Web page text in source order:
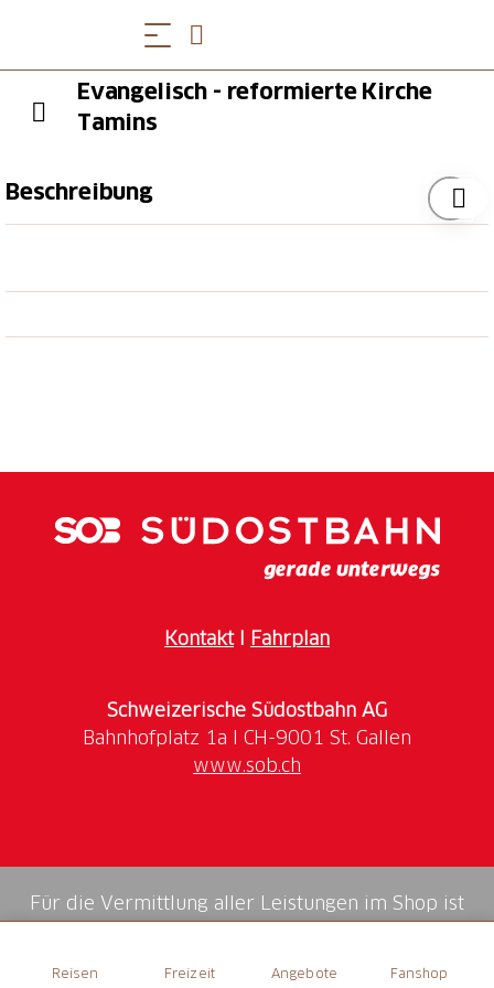
Reisen Freizeit Angebote Fanshop
Evangelisch - reformierte Kirche
Tamins
Beschreibung
KontaktI Fahrplan
Schweizerische Südostbahn AG
www.sob.ch
Für die Vermittlung aller Leistungen im Shop ist